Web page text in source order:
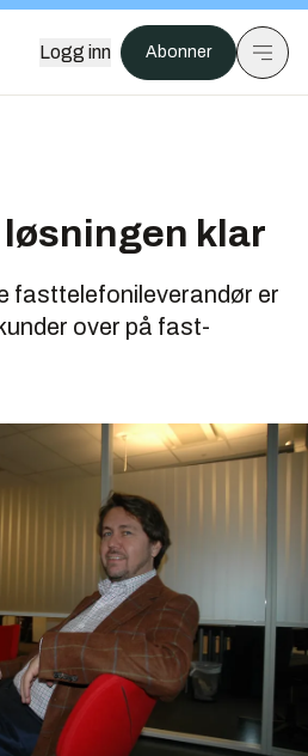
Logg inn Abonner
løsningen klar
fasttelefonileverandør er
over på fast-